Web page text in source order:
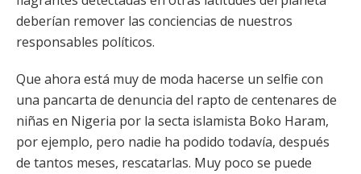
deberían remover las conciencias de nuestros
responsables políticos.
Que ahora está muy de moda hacerse un selfie con
una pancarta de denuncia del rapto de centenares de
niñas en Nigeria por la secta islamista Boko Haram,
por ejemplo, pero nadie ha podido todavía, después
de tantos meses, rescatarlas. Muy poco se puede